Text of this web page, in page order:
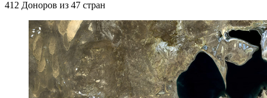
412 Доноров из 47 стран